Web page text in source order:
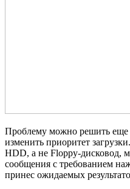
Проблему можно решить еще
изменить приоритет
HDD, а не Floppy-дисковод,
сообщения с требованием
принес ожидаемых